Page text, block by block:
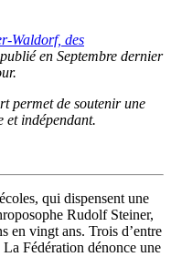
Waldorf, des
en Septembre dernier
permet de soutenir une
indépendant.
qui dispensent une
Rudolf Steiner,
en vingt ans. Trois d’entre
Fédération dénonce une